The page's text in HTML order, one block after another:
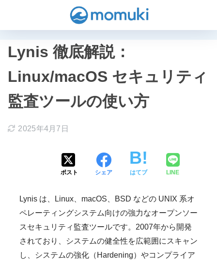
Lynis 徹底解説：
Linux/macOS セキュリティ
監査ツールの使い方
2025年4月7日
ポスト シェア はてブ LINE
Lynis は、Linux、macOS、BSD などの UNIX 系オ
ペレーティングシステム向けの強力なオープンソー
スセキュリティ監査ツールです。2007年から開発
されており、システムの健全性を広範囲にスキャン
し、システムの強化（Hardening）やコンプライア